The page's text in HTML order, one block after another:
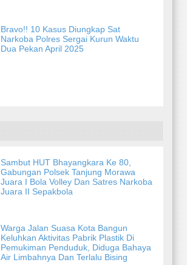
Bravo!! 10 Kasus Diungkap Sat
Narkoba Polres Sergai Kurun Waktu
Dua Pekan April 2025
Sambut HUT Bhayangkara Ke 80,
Gabungan Polsek Tanjung Morawa
Juara I Bola Volley Dan Satres Narkoba
Juara II Sepakbola
Warga Jalan Suasa Kota Bangun
Keluhkan Aktivitas Pabrik Plastik Di
Pemukiman Penduduk, Diduga Bahaya
Air Limbahnya Dan Terlalu Bising